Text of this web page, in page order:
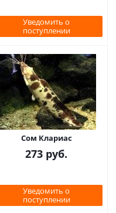
Уведомить о
поступлении
Сом Клариас
273 руб.
Уведомить о
поступлении